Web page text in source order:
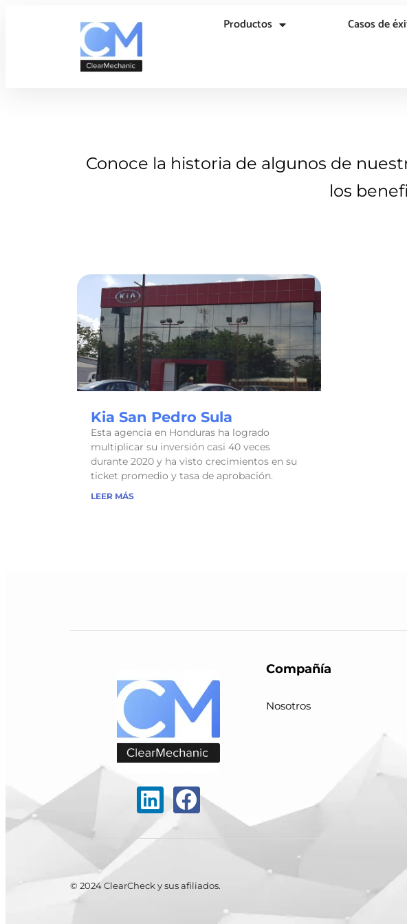
Productos Casos de
Conoce la historia de algunos de
los
Kia San Pedro Sula
Esta agencia en Honduras ha logrado
multiplicar su inversión casi 40 veces
durante 2020 y ha visto crecimientos en su
ticket promedio y tasa de aprobación.
LEER MÁS
Compañía
Nosotros
© 2024 ClearCheck y sus afiliados.